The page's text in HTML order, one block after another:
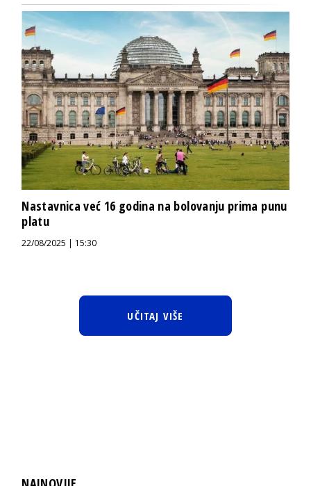
Nastavnica već 16 godina na bolovanju prima punu
platu
22/08/2025 | 15:30
UČITAJ VIŠE